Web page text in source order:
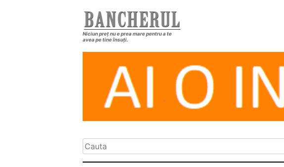
Niciun preț nu e prea mare pentru a te
avea pe tine însuți.